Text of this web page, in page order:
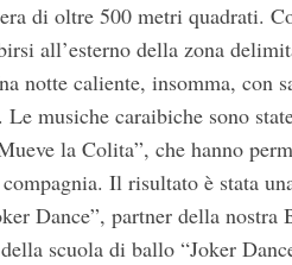
di oltre 500 metri quadrati.
all’esterno della zona
notte caliente, insomma, con
musiche caraibiche sono
la Colita”, che hanno
Il risultato è stata
Dance”, partner della nostra
scuola di ballo “Joker